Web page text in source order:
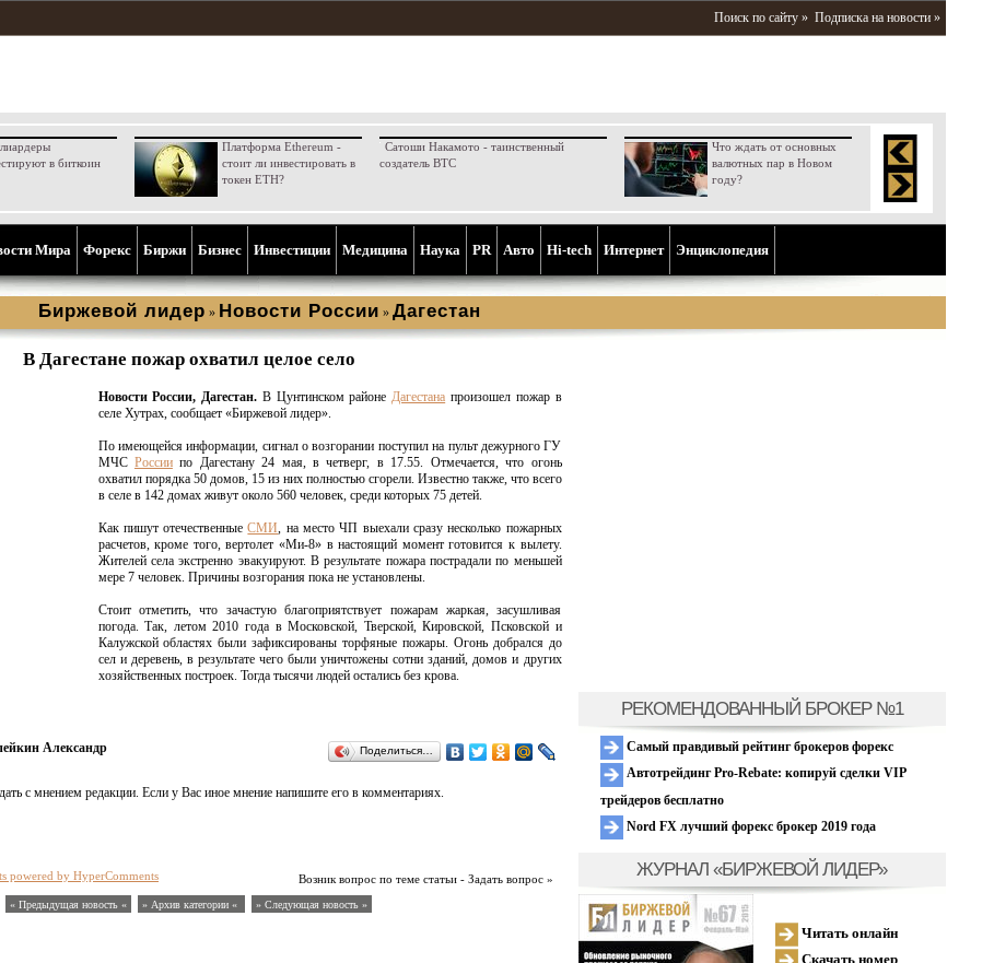
Поиск по сайту » Подписка на новости »
в биткоин
Платформа Ethereum -
стоит ли инвестировать в
токен ETH?
Сатоши Накамото - таинственный
создатель BTC
Что ждать от основных
валютных пар в Новом
году?
Мира Форекс Биржи Бизнес Инвестиции Медицина Наука PR Aвто Hi-tech Интернет Энциклопедия
Биржевой лидер » Новости России » Дагестан
В Дагестане пожар охватил целое село
Новости России, Дагестан. В Цунтинском районеДагестана произошел пожар в
селе Хутрах, сообщает «Биржевой лидер».
По имеющейся информации, сигнал о возгорании поступил на пульт дежурного ГУ
МЧС Россиипо Дагестану 24 мая, в четверг, в 17.55. Отмечается, что огонь
охватил порядка 50 домов, 15 из них полностью сгорели. Известно также, что всего
в селе в 142 домах живут около 560 человек, среди которых 75 детей.
Как пишут отечественныеСМИ, на место ЧП выехали сразу несколько пожарных
расчетов, кроме того, вертолет «Ми-8» в настоящий момент готовится к вылету.
Жителей села экстренно эвакуируют. В результате пожара пострадали по меньшей
мере 7 человек. Причины возгорания пока не установлены.
Стоит отметить, что зачастую благоприятствует пожарам жаркая, засушливая
погода. Так, летом 2010 года в Московской, Тверской, Кировской, Псковской и
Калужской областях были зафиксированы торфяные пожары. Огонь добрался до
сел и деревень, в результате чего были уничтожены сотни зданий, домов и других
хозяйственных построек. Тогда тысячи людей остались без крова.
Александр Поделиться…
с мнением редакции. Если у Вас иное мнение напишите его в комментариях.
Возник вопрос по теме статьи - Задать вопрос »
powered by HyperComments
« Предыдущая новость « » Архив категории « » Следующая новость »
РЕКОМЕНДОВАННЫЙ БРОКЕР №1
Самый правдивый рейтинг брокеров форекс
Автотрейдинг Pro-Rebate: копируй сделки VIP
трейдеров бесплатно
Nord FX лучший форекс брокер 2019 года
ЖУРНАЛ «БИРЖЕВОЙ ЛИДЕР»
Читать онлайн
Скачать номер